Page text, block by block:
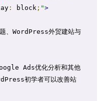
: block ; ">
、WordPress外贸建站与
Ads优化分析和其他
初学者可以改善站